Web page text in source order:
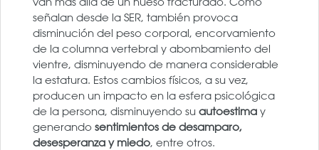
señalan desde la SER, también provoca
disminución del peso corporal, encorvamiento
de la columna vertebral y abombamiento del
vientre, disminuyendo de manera considerable
la estatura. Estos cambios físicos, a su vez,
producen un impacto en la esfera psicológica
de la persona, disminuyendo su autoestima y
generando sentimientos de desamparo,
desesperanza y miedo, entre otros.